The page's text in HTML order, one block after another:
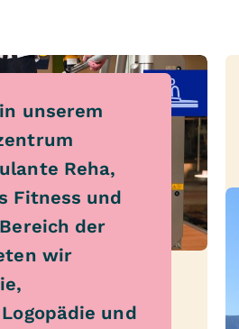
unserem
Reha,
Fitness und
der
wir
und